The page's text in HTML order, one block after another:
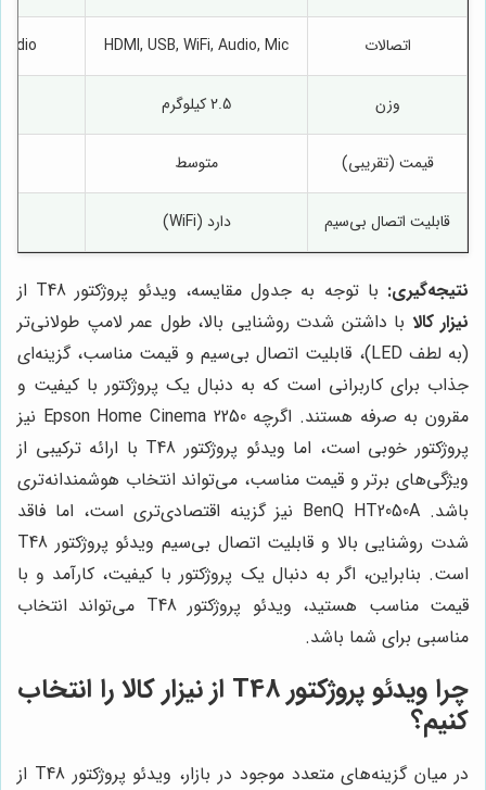
اتصالات HDMI, USB, WiFi, Audio, Mic
وزن 2.5 کیلوگرم
قیمت (تقریبی) متوسط
قابلیت اتصال بی‌سیم دارد (WiFi)
نتیجه‌گیری: با توجه به جدول مقایسه، ویدئو پروژکتور T48 از
نیزار کالا با داشتن شدت روشنایی بالا، طول عمر لامپ طولانی‌تر
(به لطف LED)، قابلیت اتصال بی‌سیم و قیمت مناسب، گزینه‌ای
جذاب برای کاربرانی است که به دنبال یک پروژکتور با کیفیت و
مقرون به صرفه هستند. اگرچه Epson Home Cinema 2250 نیز
پروژکتور خوبی است، اما ویدئو پروژکتور T48 با ارائه ترکیبی از
ویژگی‌های برتر و قیمت مناسب، می‌تواند انتخاب هوشمندانه‌تری
باشد. BenQ HT2050A نیز گزینه اقتصادی‌تری است، اما فاقد
شدت روشنایی بالا و قابلیت اتصال بی‌سیم ویدئو پروژکتور T48
است. بنابراین، اگر به دنبال یک پروژکتور با کیفیت، کارآمد و با
قیمت مناسب هستید، ویدئو پروژکتور T48 می‌تواند انتخاب
مناسبی برای شما باشد.
چرا ویدئو پروژکتور T48 از نیزار کالارا انتخاب
کنیم؟
در میان گزینه‌های متعدد موجود در بازار، ویدئو پروژکتور T48 از